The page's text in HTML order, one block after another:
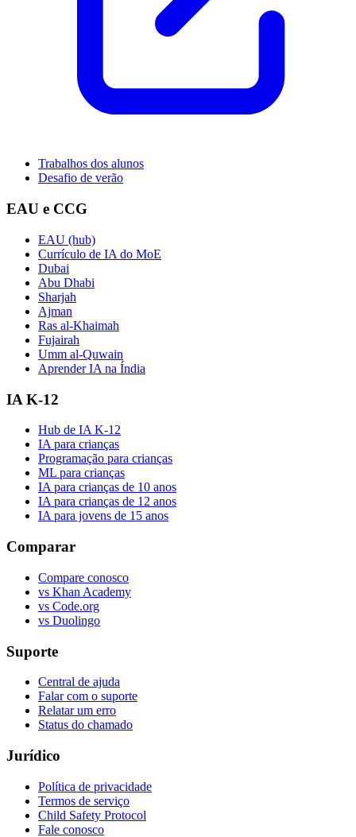
Trabalhos dos alunos
Desafio de verão
EAU e CCG
EAU (hub)
Currículo de IA do MoE
Dubai
Abu Dhabi
Sharjah
Ajman
Ras al-Khaimah
Fujairah
Umm al-Quwain
Aprender IA na Índia
IA K-12
Hub de IA K-12
IA para crianças
Programação para crianças
ML para crianças
IA para crianças de 10 anos
IA para crianças de 12 anos
IA para jovens de 15 anos
Comparar
Compare conosco
vs Khan Academy
vs Code.org
vs Duolingo
Suporte
Central de ajuda
Falar com o suporte
Relatar um erro
Status do chamado
Jurídico
Política de privacidade
Termos de serviço
Child Safety Protocol
Fale conosco